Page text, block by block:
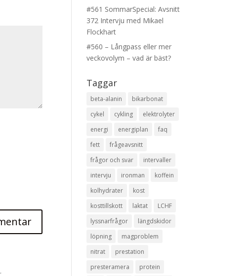
.
#561 SommarSpecial: Avsnitt
372 Intervju med Mikael
Flockhart
#560 – Långpass eller mer
veckovolym – vad är bäst?
Taggar
beta-alanin
bikarbonat
cykel
cykling
elektrolyter
energi
energiplan
faq
fett
frågeavsnitt
frågor och svar
intervaller
intervju
ironman
koffein
kolhydrater
kost
kosttillskott
laktat
LCHF
lyssnarfrågor
längdskidor
löpning
magproblem
nitrat
prestation
presteramera
protein